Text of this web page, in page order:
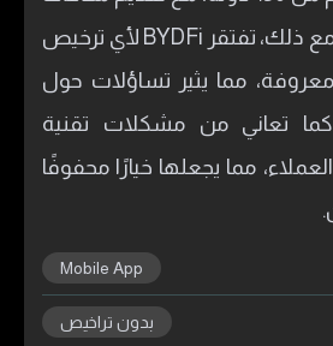
تصل إلى 8,000$. ومع ذلك، تفتقر BYDFi لأي ترخيص
مما يثير تساؤلات حول
تعاني من مشكلات تقنية
مما يجعلها خيارًا محفوفًا
Mobile App
بدون تراخيص